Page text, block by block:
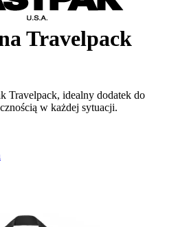
Travelpack
Travelpack, idealny dodatek do
w każdej sytuacji.